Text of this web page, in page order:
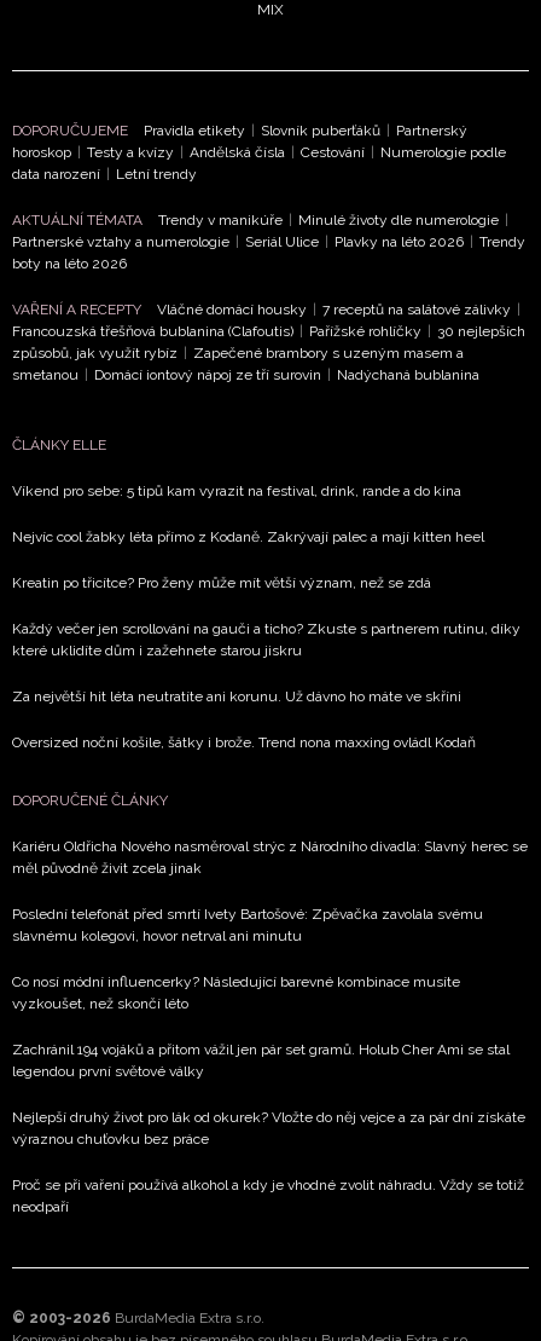
MIX
DOPORUČUJEME Pravidla etikety Slovník puberťáků
Partnerský
horoskop
Testy a kvízy Andělská čísla Cestování
Numerologie podle
data narození
Letní trendy
AKTUÁLNÍ TÉMATA Trendy v manikúře Minulé životy dle numerologie
Partnerské vztahy a numerologie
Seriál Ulice Plavky na léto 2026
Trendy
boty na léto 2026
VAŘENÍ A RECEPTY Vláčné domácí housky 7 receptů na salátové zálivky
Francouzská třešňová bublanina (Clafoutis)
Pařížské rohlíčky
30 nejlepších
způsobů, jak využít rybíz
Zapečené brambory s uzeným masem a
smetanou
Domácí iontový nápoj ze tří surovin Nadýchaná bublanina
ČLÁNKY ELLE
Víkend pro sebe: 5 tipů kam vyrazit na festival, drink, rande a do kina
Nejvíc cool žabky léta přímo z Kodaně. Zakrývají palec a mají kitten heel
Kreatin po třicítce? Pro ženy může mít větší význam, než se zdá
Každý večer jen scrollování na gauči a ticho? Zkuste s partnerem rutinu, díky
které uklidíte dům i zažehnete starou jiskru
Za největší hit léta neutratíte ani korunu. Už dávno ho máte ve skříni
Oversized noční košile, šátky i brože. Trend nona maxxing ovládl Kodaň
DOPORUČENÉ ČLÁNKY
Kariéru Oldřicha Nového nasměroval strýc z Národního divadla: Slavný herec se
měl původně živit zcela jinak
Poslední telefonát před smrtí Ivety Bartošové: Zpěvačka zavolala svému
slavnému kolegovi, hovor netrval ani minutu
Co nosí módní influencerky? Následující barevné kombinace musíte
vyzkoušet, než skončí léto
Zachránil 194 vojáků a přitom vážil jen pár set gramů. Holub Cher Ami se stal
legendou první světové války
Nejlepší druhý život pro lák od okurek? Vložte do něj vejce a za pár dní získáte
výraznou chuťovku bez práce
Proč se při vaření používá alkohol a kdy je vhodné zvolit náhradu. Vždy se totiž
neodpaří
© 2003-2026 BurdaMedia Extra s.r.o.